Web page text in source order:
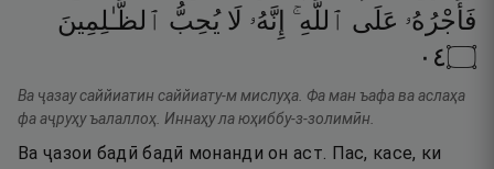
فَأَجْرُهُۥ عَلَى ٱللَّهِ ۚ إِنَّهُۥ لَا يُحِبُّ ٱلظَّـٰلِمِينَ
۝٤٠
Ва ҷазау саййиатин саййиату-м мислуҳа. Фа ман ъафа ва аслаҳа
фа аҷруҳу ъалаллоҳ. Иннаҳу ла юҳиббу-з-золимӣн.
Ва ҷазои бадӣ бадӣ монанди он аст. Пас, касе, ки